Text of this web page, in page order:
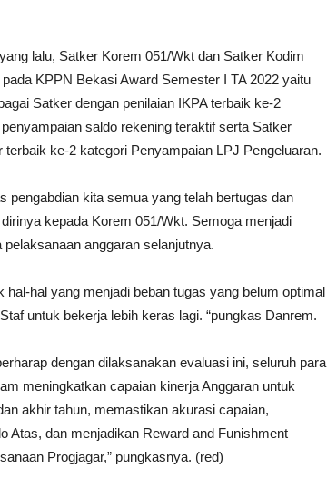
lalu, Satker Korem 051/Wkt dan Satker Kodim
KPPN Bekasi Award Semester I TA 2022 yaitu
Satker dengan penilaian IKPA terbaik ke-2
saldo rekening teraktif serta Satker
ke-2 kategori Penyampaian LPJ Pengeluaran.
pengabdian kita semua yang telah bertugas dan
kepada Korem 051/Wkt. Semoga menjadi
anggaran selanjutnya.
hal yang menjadi beban tugas yang belum optimal
untuk bekerja lebih keras lagi. “pungkas Danrem.
dengan dilaksanakan evaluasi ini, seluruh para
meningkatkan capaian kinerja Anggaran untuk
akhir tahun, memastikan akurasi capaian,
Atas, dan menjadikan Reward and Funishment
Progjagar,” pungkasnya. (red)